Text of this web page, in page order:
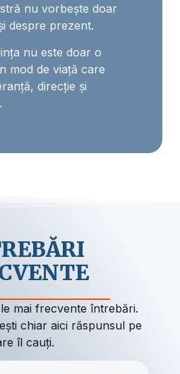
nu vorbește doar
despre prezent.
nu este doar o
mod de viață care
direcție și
mai frecvente întrebări.
chiar aici răspunsul pe
îl cauți.